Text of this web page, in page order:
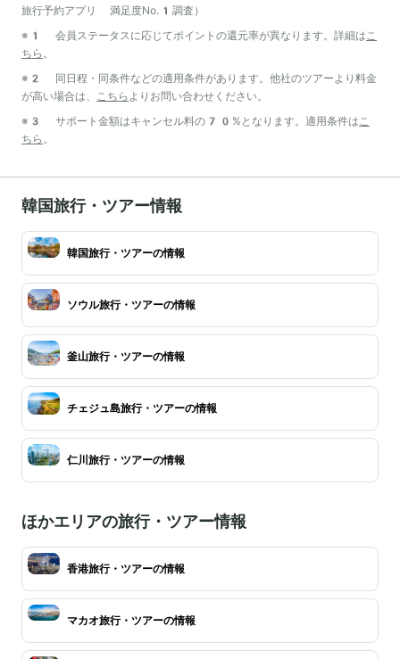
旅行予約アプリ 満足度No.1調査）
※1 会員ステータスに応じてポイントの還元率が異なります。詳細は こ
ちら 。
※2 同日程・同条件などの適用条件があります。他社のツアーより料金
が高い場合は、
こちら よりお問い合わせください。
※3 サポート金額はキャンセル料の70%となります。適用条件は こ
ちら 。
韓国旅行・ツアー情報
韓国旅行・ツアーの情報
ソウル旅行・ツアーの情報
釜山旅行・ツアーの情報
チェジュ島旅行・ツアーの情報
仁川旅行・ツアーの情報
ほかエリアの旅行・ツアー情報
香港旅行・ツアーの情報
マカオ旅行・ツアーの情報